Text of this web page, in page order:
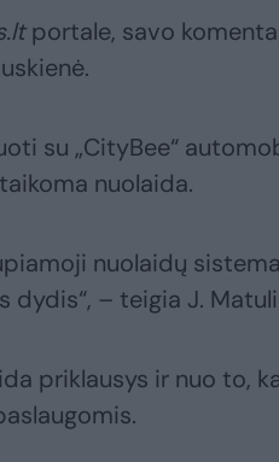
portale, savo
su „CityBee“
nuolaida.
nuolaidų sistema
– teigia J.
priklausys ir nuo to,